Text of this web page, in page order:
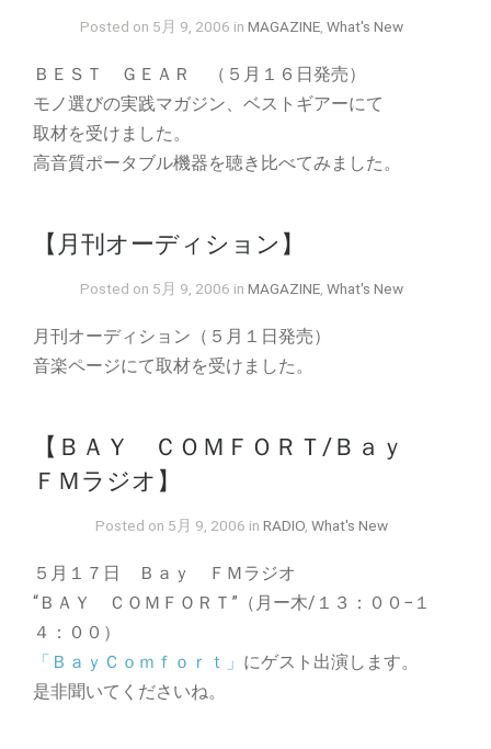
Posted on 5月 9, 2006 in MAGAZINE, What's New
ＢＥＳＴ ＧＥＡＲ （５月１６日発売）
モノ選びの実践マガジン、ベストギアーにて
取材を受けました。
高音質ポータブル機器を聴き比べてみました。
【月刊オーディション】
Posted on 5月 9, 2006 in MAGAZINE, What's New
月刊オーディション（５月１日発売）
音楽ページにて取材を受けました。
【ＢＡＹ ＣＯＭＦＯＲＴ/Ｂａｙ
ＦＭラジオ】
Posted on 5月 9, 2006 in RADIO, What's New
５月１７日 Ｂａｙ ＦＭラジオ
“ＢＡＹ ＣＯＭＦＯＲＴ”（月ー木/１３：００−１
４：００）
「ＢａｙＣｏｍｆｏｒｔ」 にゲスト出演します。
是非聞いてくださいね。